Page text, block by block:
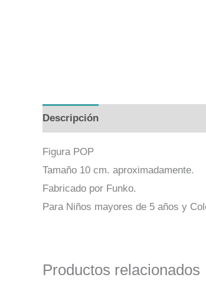
Descripción
Figura POP
Tamaño 10 cm. aproximadamente.
Fabricado por Funko.
Para Niños mayores de 5 años y
Productos relacionados